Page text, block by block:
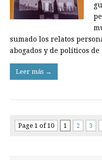
sumado los relatos
abogados y de políticos
Leer más →
Page 1 of 10 1 2 3